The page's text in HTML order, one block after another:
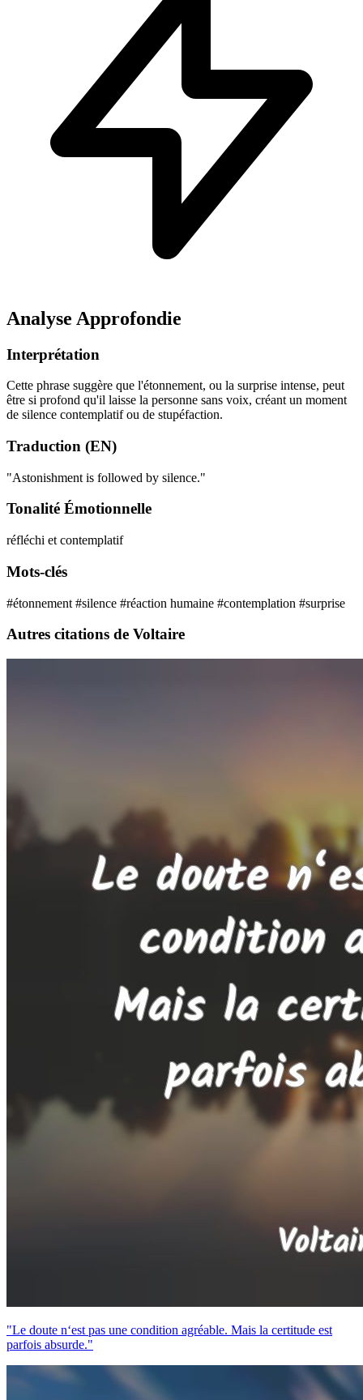
Analyse Approfondie
Interprétation
Cette phrase suggère que l'étonnement, ou la surprise intense, peut
être si profond qu'il laisse la personne sans voix, créant un moment
de silence contemplatif ou de stupéfaction.
Traduction (EN)
"Astonishment is followed by silence."
Tonalité Émotionnelle
réfléchi et contemplatif
Mots-clés
#étonnement #silence #réaction humaine #contemplation #surprise
Autres citations de Voltaire
"Le doute n‘est pas une condition agréable. Mais la certitude est
parfois absurde."